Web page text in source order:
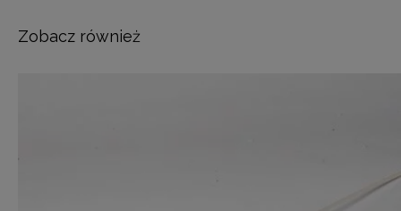
Zobacz również